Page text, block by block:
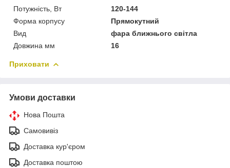
Потужність, Вт
120-144
Форма корпусу
Прямокутний
Вид
фара ближнього світла
Довжина мм
16
Приховати
Умови доставки
Нова Пошта
Самовивіз
Доставка кур'єром
Доставка поштою